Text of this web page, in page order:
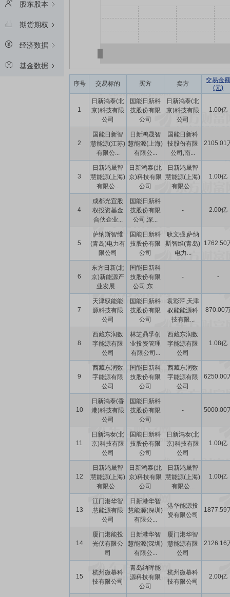
股东股本
期货期权
经济数据
基金数据
序号 交易标的 买方 卖方
交易金额
(元)
1
日新鸿泰(北
京)科技有限
公司
国能日新科
技股份有限
公司
日新鸿泰(北
京)科技有限
公司
1.00亿
2
国能日新智
慧能源(江苏)
有限公...
日新鸿晟智
慧能源(上海)
有限公...
国能日新科
技股份有限
公司,南...
2105.01
3
日新鸿晟智
慧能源(上海)
有限公...
日新鸿泰(北
京)科技有限
公司
日新鸿晟智
慧能源(上海)
有限公...
1.00亿
4
成都光宜股
权投资基金
合伙企业...
国能日新科
技股份有限
公司,深...
- 2.00亿
5
萨纳斯智维
(青岛)电力有
限公司
国能日新科
技股份有限
公司
耿文强,萨纳
斯智维(青岛)
电力...
1762.50
6
东方日新(北
京)新能源产
业发展...
国能日新科
技股份有限
公司,东...
- -
7
天津驭能能
源科技有限
公司
国能日新科
技股份有限
公司
袁彩萍,天津
驭能能源科
技有限...
870.00
8
西藏东润数
字能源有限
公司
林芝鼎孚创
业投资管理
有限公司...
西藏东润数
字能源有限
公司
1.08亿
9
西藏东润数
字能源有限
公司
国能日新科
技股份有限
公司
西藏东润数
字能源有限
公司
6250.00
10
日新鸿泰(香
港)科技有限
公司
国能日新科
技股份有限
公司
- 5000.00
11
日新鸿泰(北
京)科技有限
公司
国能日新科
技股份有限
公司
日新鸿泰(北
京)科技有限
公司
1.00亿
12
日新鸿晟智
慧能源(上海)
有限公...
日新鸿泰(北
京)科技有限
公司
日新鸿晟智
慧能源(上海)
有限公...
1.00亿
13
江门港华智
慧能源有限
公司
日新港华智
慧能源(深圳)
有限公...
港华能源投
资有限公司
1877.59
14
厦门港能投
光伏有限公
司
日新港华智
慧能源(深圳)
有限公...
厦门港华智
慧能源有限
公司
2126.16
15
杭州微慕科
技有限公司
青岛纳晖能
源科技有限
公司
杭州微慕科
技有限公司
2.00亿